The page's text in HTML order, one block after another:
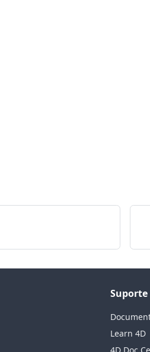
Suporte
Learn 4D